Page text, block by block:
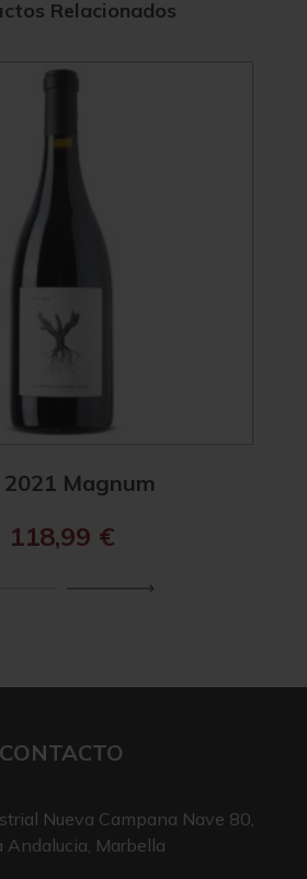
Relacionados
2021 Magnum
118,99 €
CONTACTO
Nueva Campana Nave 80,
Andalucia, Marbella